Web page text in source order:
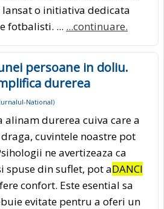
o initiativa dedicata
fotbalisti. ... ...continuare.
persoane in doliu.
durerea
Jurnalul-National)
alinam durerea cuiva care a
cuvintele noastre pot
ne avertizeaza ca
spuse din suflet, pot aDANCI
confort. Este esential sa
evitate pentru a oferi un